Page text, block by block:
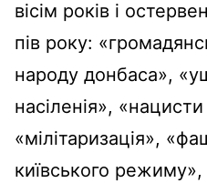
вісім років і
пів року:
народу донбаса»,
насіленія»,
«мілітаризація»,
київського